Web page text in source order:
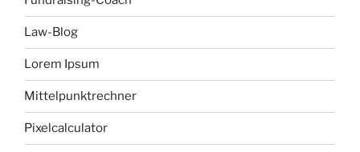
Law-Blog
Lorem Ipsum
Mittelpunktrechner
Pixelcalculator